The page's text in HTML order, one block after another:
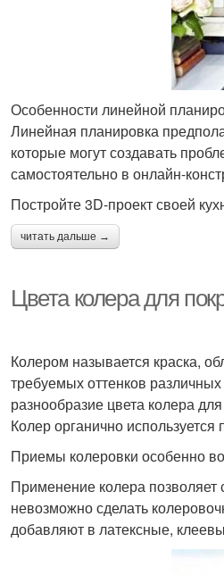
Особенности линейной
Линейная планировка
которые могут создавать
самостоятельно в онлайн-
Постройте 3D-проект своей
читать дальше →
Цвета колера для
Колером называется краска,
требуемых оттенков
разнообразие цвета колера
Колер органично
Приемы колеровки особенно
Применение колера позволяет
невозможно сделать
добавляют в латексные,